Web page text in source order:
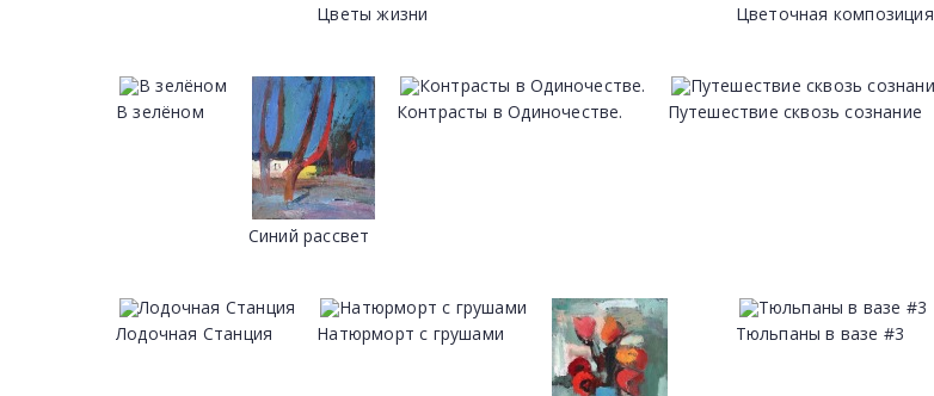
Цветы жизни Цветочная композиция
В зелёном
Синий рассвет
Контрасты в Одиночестве. Путешествие сквозь сознание
Лодочная Cтанция Натюрморт с грушами Тюльпаны в вазе #3